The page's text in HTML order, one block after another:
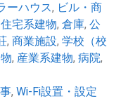
ーハウス, ビル・商
住宅系建物, 倉庫, 公
, 商業施設, 学校（校
, 産業系建物, 病院,
,Wi-Fi設置・設定